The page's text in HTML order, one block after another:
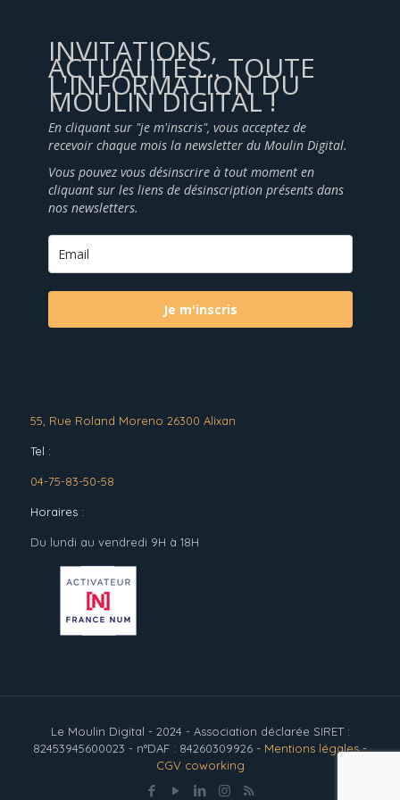
INVITATIONS,
ACTUALITÉS... TOUTE
L'INFORMATION DU
MOULIN DIGITAL !
En cliquant sur "je m'inscris", vous acceptez de
recevoir chaque mois la newsletter du Moulin Digital.
Vous pouvez vous désinscrire à tout moment en
cliquant sur les liens de désinscription présents dans
nos newsletters.
Je m'inscris
55, Rue Roland Moreno 26300 Alixan
Tel :
04-75-83-50-58
Horaires :
Du lundi au vendredi 9H à 18H
Le Moulin Digital - 2024 - Association déclarée SIRET :
82453945600023 - n°DAF : 84260309926 - Mentions légales-
CGV coworking